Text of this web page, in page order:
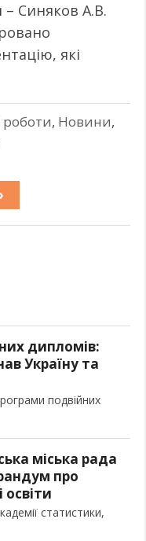
– Синяков А.В.
які
роботи, Новини,
дипломів:
Україну та
подвійних
міська рада
про
освіти
статистики,